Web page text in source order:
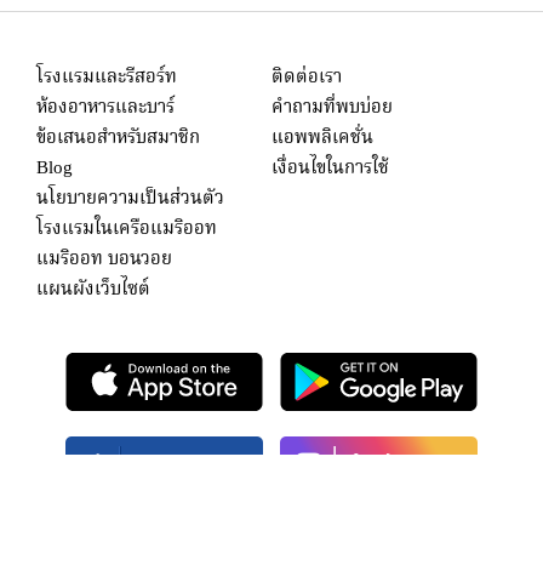
โรงแรมและรีสอร์ท
ห้องอาหารและบาร์
ข้อเสนอสำหรับสมาชิก
Blog
ติดต่อเรา
คำถามที่พบบ่อย
แอพพลิเคชั่น
เงื่อนไขในการใช้
นโยบายความเป็นส่วนตัว
โรงแรมในเครือแมริออท
แมริออท บอนวอย
แผนผังเว็บไซต์